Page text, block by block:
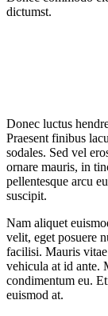
dictumst.
Donec luctus
Praesent finibus
sodales. Sed vel
ornare mauris, in
pellentesque arcu
suscipit.
Nam aliquet
velit, eget posuere
facilisi. Mauris
vehicula at id ante.
condimentum eu.
euismod at.